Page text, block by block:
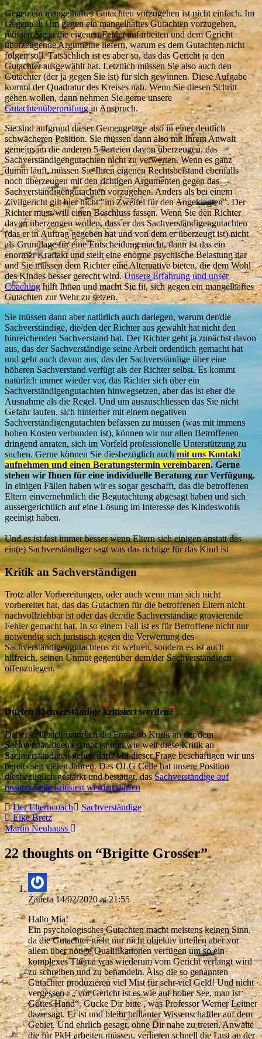
Gegen ein mangelhaftes Gutachten vorzugehen ist nicht einfach. Im
Gegenteil: Um gegen ein mangelhaftes Gutachten vorzugehen,
müssen Sie ja die eigenen Fehler aufarbeiten und dem Gericht
überzeugende Argumente liefern, warum es dem Gutachten nicht
folgen soll. Tatsächlich ist es aber so, das das Gericht ja den
Gutachter ausgewählt hat. Letztlich müssen Sie also auch den
Gutachter (der ja gegen Sie ist) für sich gewinnen. Diese Aufgabe
kommt der Quadratur des Kreises nah. Wenn Sie diesen Schritt
gehen wollen, dann nehmen Sie gerne unsere
Gutachtenüberprüfungin Anspruch.
Sie sind aufgrund dieser Gemengelage also in einer deutlich
schwächeren Position. Sie müssen dann also mit Ihrem Anwalt
gemeinsam die anderen 5 Parteien davon überzeugen, das
Sachverständigengutachten nicht zu verwerten. Wenn es ganz
dumm läuft, müssen Sie Ihren eigenen Rechtsbeistand ebenfalls
noch überzeugen mit den richtigen Argumenten gegen das
Sachverständigengutachten vorzugehen. Anders als bei einem
Zivilgericht gilt hier nicht "im Zweifel für den Angeklagten". Der
Richter muss/will einen Beschluss fassen. Wenn Sie den Richter
davon überzeugen wollen, dass er das Sachverständigengutachten
(das er in Auftrag gegeben hat und von dem er überzeugt ist) nicht
als Grundlage für eine Entscheidung macht, dann ist das ein
enormer Kraftakt und stellt eine enorme psychische Belastung dar
und Sie müssen dem Richter eine Alternative bieten, die dem Wohl
des Kindes besser gerecht wird.Unsere Erfahrung und unser
Coachinghilft Ihnen und macht Sie fit, sich gegen ein mangelhaftes
Gutachten zur Wehr zu setzen.
Sie müssen dann aber natürlich auch darlegen, warum der/die
Sachverständige, die/den der Richter aus gewählt hat nicht den
hinreichenden Sachverstand hat. Der Richter geht ja zunächst davon
aus, das der Sachverständige seine Arbeit ordentlich gemacht hat
und geht auch davon aus, das der Sachverständige über eine
höheren Sachverstand verfügt als der Richter selbst. Es kommt
natürlich immer wieder vor, das Richter sich über ein
Sachverständigengutachten hinwegsetzen, aber das ist eher die
Ausnahme als die Regel. Und um auszuschliessen das Sie nicht
Gefahr laufen, sich hinterher mit einem negativen
Sachverständigengutachten befassen zu müssen (was mit immens
hohen Kosten verbunden ist), können wir nur allen Betroffenen
dringend anraten, sich im Vorfeld professionelle Unterstützung zu
suchen. Gerne können Sie diesbezüglich auch mit uns Kontakt
aufnehmen und einen Beratungstermin vereinbaren. Gerne
stehen wir Ihnen für eine individuelle Beratung zur Verfügung.
In einigen Fällen haben wir es sogar geschafft, das die betroffenen
Eltern einvernehmlich die Begutachtung abgesagt haben und sich
aussergerichtlich auf eine Lösung im Interesse des Kindeswohls
geeinigt haben.
Und es ist fast immer besser wenn Eltern sich einigen anstatt das
ein(e) Sachverständiger sagt was das richtige für das Kind ist
Kritik an Sachverständigen
Trotz aller Vorbereitungen, oder auch wenn man sich nicht
vorbereitet hat, das das Gutachten für die betroffenen Eltern nicht
nachvollziehbar ist oder das der/die Sachverständige gravierende
Fehler gemacht hat. In so einem Fall ist es für Betroffene nicht nur
notwendig sich juristisch gegen die Verwertung des
Sachverständigengutachtens zu wehren, sondern es ist auch
hilfreich, seinen Unmut gegenüber dem/der Sachverständigen
offenzulegen.
Dürfen Sachverständige kritisiert werden?
Dabei stellt sich natürlich die Frage ob Kritik an der/dem
Sachverständigen erlaubt ist und wie weit diese Kritik an
Sachverständigen gehen darf. Mit dieser Frage beschäftigen wir uns
bereits seit vielen Jahren. Das OLG Celle hat unsere Position
diesbezüglich gestärkt und bestätigt, dasSachverständige auf
unserer Seite kritisiert werden dürfen
Der Elterncoach
Sachverständige
Elke Bretz
Martin Neuhauss
22 thoughts on “Brigitte Grosser”
Żaneta 14/02/2020 at 21:55
Hallo Mia!
Ein psychologisches Gutachten macht meistens keinen Sinn,
da die Gutachter nicht nur nicht objektiv urteilen aber vor
allem über nötige Qualifikationen verfügen um so ein
komplexes Thema was wiederum vom Gericht verlangt wird
zu schreiben und zu behandeln. Also die so genannten
Gutachter produzieren viel Mist für sehr viel Geld! Und nicht
vergessen : „ vor Gericht ist es wie auf hoher See, man ist
Gottes Hand“. Gucke Dir bitte , was Professor Werner Leitner
dazu sagt. Er ist und bleibt brillanter Wissenschaftler auf dem
Gebiet. Und ehrlich gesagt, ohne Dir nahe zu treten, Anwälte
die für PkH arbeiten müssen, verlieren schnell die Lust an der